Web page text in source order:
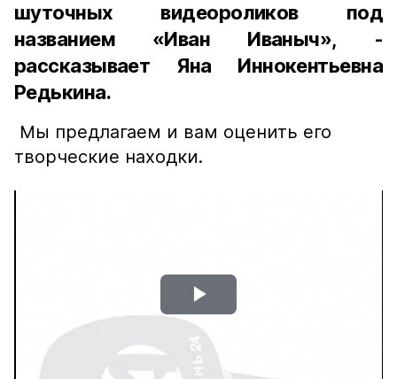
шуточных видеороликов под
названием «Иван Иваныч», -
рассказывает Яна Иннокентьевна
Редькина.
Мы предлагаем и вам оценить его
творческие находки.
Play
Video